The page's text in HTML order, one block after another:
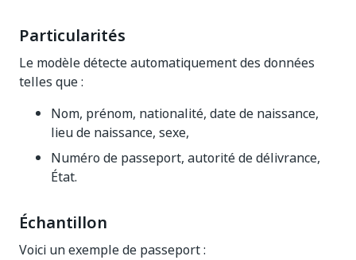
Particularités
Le modèle détecte automatiquement des données
telles que :
Nom, prénom, nationalité, date de naissance,
lieu de naissance, sexe,
Numéro de passeport, autorité de délivrance,
État.
Échantillon
Voici un exemple de passeport :